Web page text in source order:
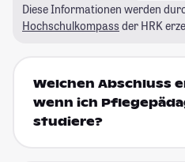
Diese Informationen werden
Hochschulkompass der HRK
Welchen Abschluss
wenn ich
studiere?